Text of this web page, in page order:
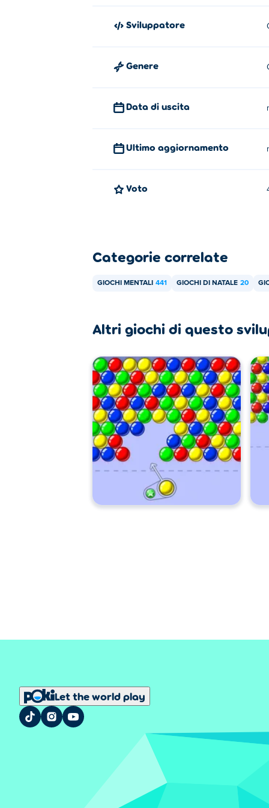
Sviluppatore
Genere
Data di uscita
Ultimo aggiornamento
Voto
Categorie correlate
GIOCHI MENTALI 441 GIOCHI DI NATALE 20
Altri giochi di questo
Let the world play